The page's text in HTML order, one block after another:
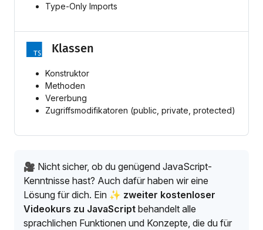
Type-Only Imports
Klassen
Konstruktor
Methoden
Vererbung
Zugriffsmodifikatoren (public, private, protected)
🎥 Nicht sicher, ob du genügend JavaScript-
Kenntnisse hast? Auch dafür haben wir eine
Lösung für dich. Ein ✨ zweiter kostenloser
Videokurs zu JavaScript behandelt alle
sprachlichen Funktionen und Konzepte, die du für